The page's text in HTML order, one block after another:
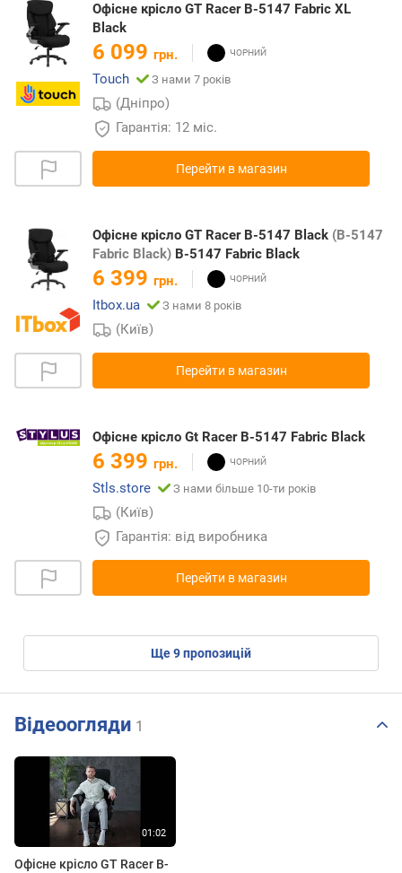
Офісне крісло GT Racer B-5147 Fabric XL
Black
6 099 грн.
Touch
З нами 7 років
(Дніпро)
Гарантія: 12 міс.
Перейти в магазин
Офісне крісло GT Racer B-5147 Black (B-5147
Fabric Black) B-5147 Fabric Black
6 399 грн.
Itbox.ua
З нами 8 років
(Київ)
Перейти в магазин
Офісне крісло Gt Racer B-5147 Fabric Black
6 399 грн.
Stls.store
З нами більше 10-ти років
(Київ)
Гарантія: від виробника
Перейти в магазин
ще9пропозицій
Відеоогляди 1
Офісне крісло GT Racer B-